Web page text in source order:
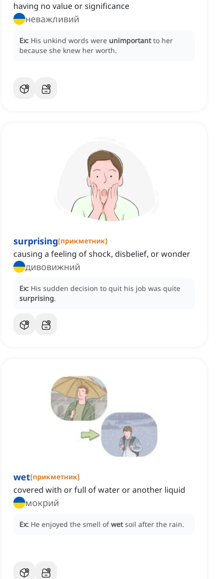
having no value or significance
неважливий
Ex: His unkind words were unimportant to her
because she knew her worth.
surprising[прикметник]
causing a feeling of shock, disbelief, or wonder
дивовижний
Ex: His sudden decision to quit his job was quite
surprising.
wet[прикметник]
covered with or full of water or another liquid
мокрий
Ex: He enjoyed the smell ofwet soil after the rain.